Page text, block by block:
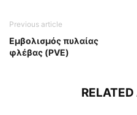
Previous article
Εμβολισμός πυλαίας
φλέβας (PVE)